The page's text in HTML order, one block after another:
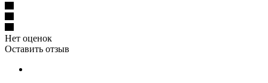
Нет оценок
Оставить отзыв